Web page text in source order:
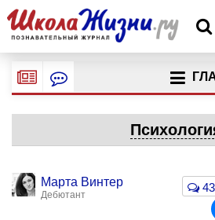
Марта Винтер
Дебютант
43